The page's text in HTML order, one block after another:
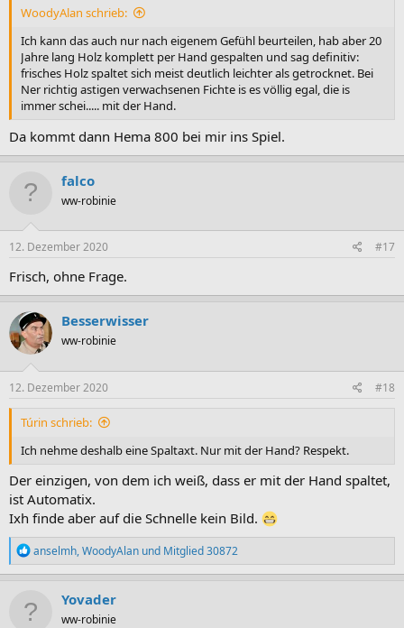
WoodyAlan schrieb:
Ich kann das auch nur nach eigenem Gefühl beurteilen, hab aber 20
Jahre lang Holz komplett per Hand gespalten und sag definitiv:
frisches Holz spaltet sich meist deutlich leichter als getrocknet. Bei
Ner richtig astigen verwachsenen Fichte is es völlig egal, die is
immer schei..... mit der Hand.
Da kommt dann Hema 800 bei mir ins Spiel.
falco
ww-robinie
12. Dezember 2020 #17
Frisch, ohne Frage.
Besserwisser
ww-robinie
12. Dezember 2020 #18
Túrin schrieb:
Ich nehme deshalb eine Spaltaxt. Nur mit der Hand? Respekt.
Der einzigen, von dem ich weiß, dass er mit der Hand spaltet,
ist Automatix.
Ixh finde aber auf die Schnelle kein Bild.
R
e
a
t
anselmh,WoodyAlan und Mitglied 30872
Yovader
ww-robinie